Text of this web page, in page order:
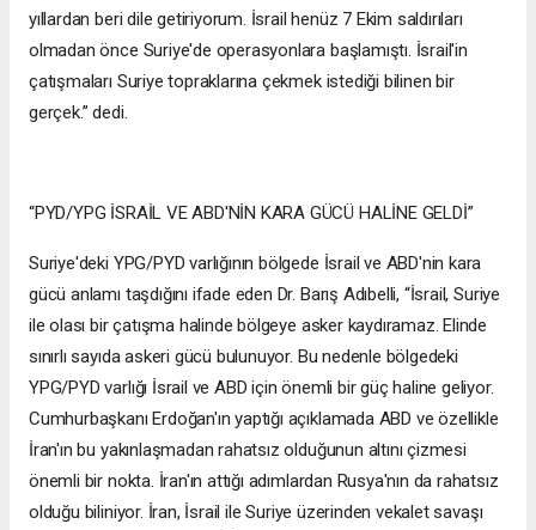
yıllardan beri dile getiriyorum. İsrail henüz 7 Ekim saldırıları
olmadan önce Suriye'de operasyonlara başlamıştı. İsrail'in
çatışmaları Suriye topraklarına çekmek istediği bilinen bir
gerçek.” dedi.
“PYD/YPG İSRAİL VE ABD'NİN KARA GÜCÜ HALİNE GELDİ”
Suriye'deki YPG/PYD varlığının bölgede İsrail ve ABD'nin kara
gücü anlamı taşdığını ifade eden Dr. Barış Adıbelli, “İsrail, Suriye
ile olası bir çatışma halinde bölgeye asker kaydıramaz. Elinde
sınırlı sayıda askeri gücü bulunuyor. Bu nedenle bölgedeki
YPG/PYD varlığı İsrail ve ABD için önemli bir güç haline geliyor.
Cumhurbaşkanı Erdoğan'ın yaptığı açıklamada ABD ve özellikle
İran'ın bu yakınlaşmadan rahatsız olduğunun altını çizmesi
önemli bir nokta. İran'ın attığı adımlardan Rusya'nın da rahatsız
olduğu biliniyor. İran, İsrail ile Suriye üzerinden vekalet savaşı